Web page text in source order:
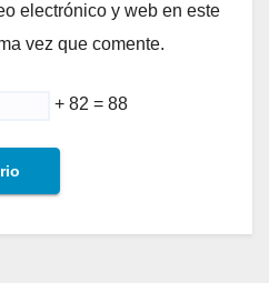
electrónico y web en este
vez que comente.
+ 82 = 88